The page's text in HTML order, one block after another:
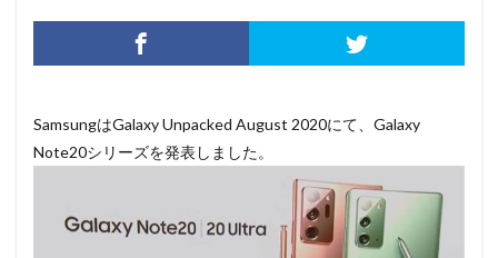
SamsungはGalaxy Unpacked August 2020にて、Galaxy
Note20シリーズを発表しました。